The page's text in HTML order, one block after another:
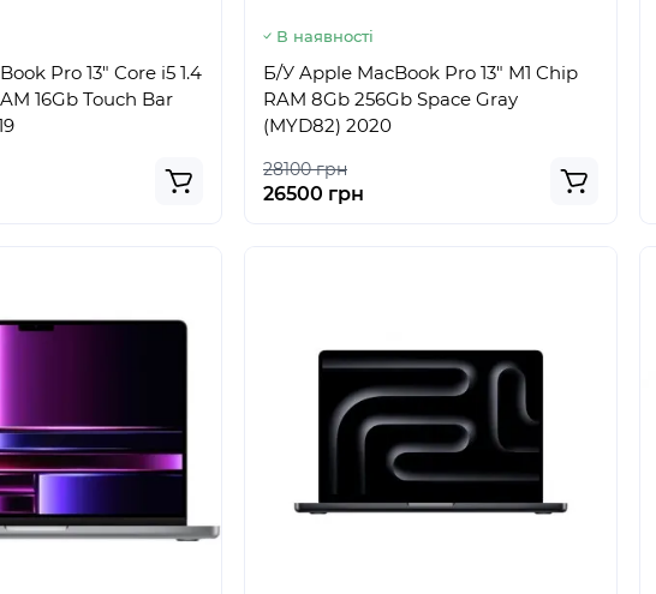
Pro 13" Core i5 1.4
16Gb Touch Bar
В наявності
Б/У Apple MacBook Pro 13" M1 Chip
RAM 8Gb 256Gb Space Gray
(MYD82) 2020
28100 грн
26500 грн